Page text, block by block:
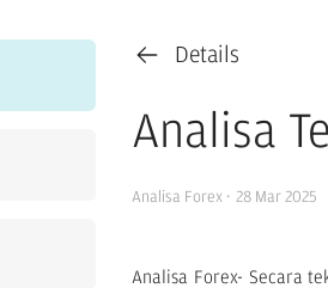
Details
Analisa
Analisa Forex · 28 Mar 2025
Analisa Forex- Secara